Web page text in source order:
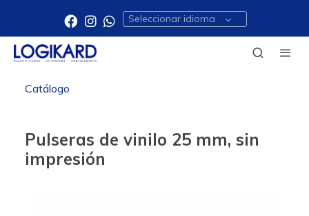
Seleccionar idioma
Catálogo
Pulseras de vinilo 25 mm, sin
impresión